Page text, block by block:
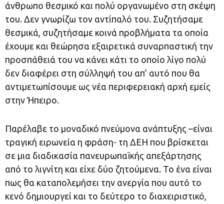
άνθρωπο θεσμικό και πολύ οργανωμένο στη σκέψη
του. Δεν γνωρίζω τον αντίπαλό του. Συζητήσαμε
θεσμικά, συζητήσαμε κοινά προβλήματα τα οποία
έχουμε και θεώρησα εξαιρετικά συναρπαστική την
προσπάθειά του να κάνει κάτι το οποίο λίγο πολύ
δεν διαφέρει στη σύλληψή του απ’ αυτό που θα
αντιμετωπίσουμε ως νέα περιφερειακή αρχή εμείς
στην Ήπειρο.
Παρέλαβε το μοναδικό πνεύμονα ανάπτυξης –είναι
τραγική ειρωνεία η φράση- τη ΔΕΗ που βρίσκεται
σε μια διαδικασία πανευρωπαϊκής απεξάρτησης
από το λιγνίτη και είχε δύο ζητούμενα. Το ένα είναι
πως θα καταπολεμήσει την ανεργία που αυτό το
κενό δημιουργεί και το δεύτερο το διαχειριστικό,